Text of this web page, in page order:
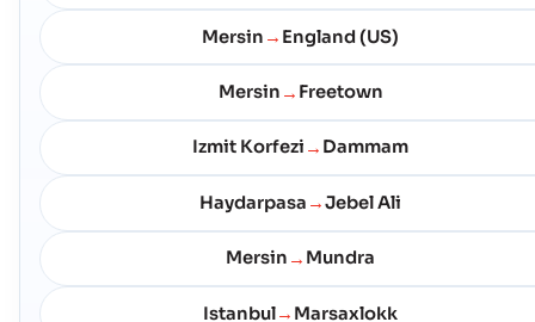
Mersin → England (US)
Mersin → Freetown
Izmit Korfezi → Dammam
Haydarpasa →Jebel Ali
Mersin → Mundra
Istanbul→ Marsaxlokk